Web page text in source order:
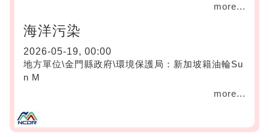
more...
海洋污染
2026-05-19, 00:00
地方單位\金門縣政府\環境保護局：新加坡籍油輪Su
n M
more...